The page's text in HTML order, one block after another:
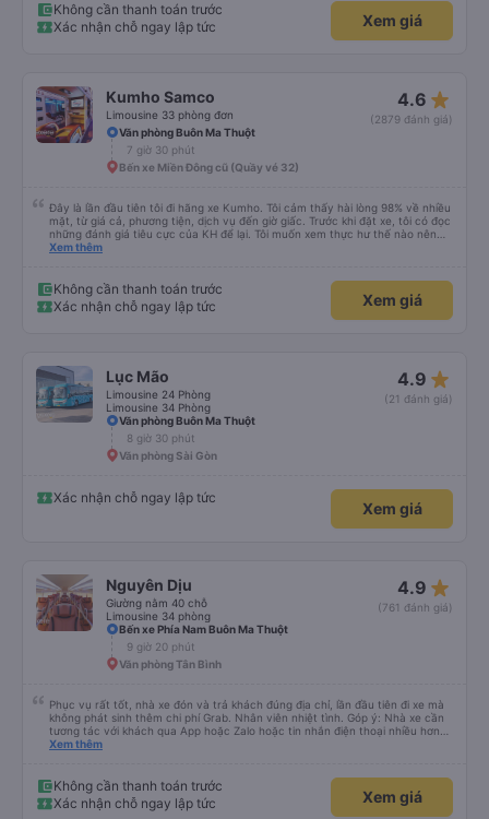
Không cần thanh toán trước
Xác nhận chỗ ngay lập tức
Xem giá
Kumho Samco
Limousine 33 phòng đơn
4.6 star_rate
(2879 đánh giá)
Văn phòng Buôn Ma Thuột
7 giờ 30 phút
Bến xe Miền Đông cũ (Quầy vé 32)
Đây là lần đầu tiên tôi đi hãng xe Kumho. Tôi cảm thấy hài lòng 98% về nhiều
mặt, từ giá cả, phương tiện, dịch vụ đến giờ giấc. Trước khi đặt xe, tôi có đọc
những đánh giá tiêu cực của KH để lại. Tôi muốn xem thực hư thế nào nên
thử 1 lần cho biết. Có thể do tôi may mắn, tôi đã 0 gặp phải những điều tệ
quảng đường đầu. Tôi sẽ tiếp tục ủng hộ nhà xe. Hy vọng lần sau sẽ tốt hơn.
Chân thành cám ơn nhà xe.
Xem thêm
Không cần thanh toán trước
Xác nhận chỗ ngay lập tức
Xem giá
Lục Mão
Limousine 24 Phòng
Limousine 34 Phòng
4.9 star_rate
(21 đánh giá)
Văn phòng Buôn Ma Thuột
8 giờ 30 phút
Văn phòng Sài Gòn
Xác nhận chỗ ngay lập tức
Xem giá
Nguyên Dịu
Giường nằm 40 chỗ
Limousine 34 phòng
4.9 star_rate
(761 đánh giá)
Bến xe Phía Nam Buôn Ma Thuột
9 giờ 20 phút
Văn phòng Tân Bình
Phục vụ rất tốt, nhà xe đón và trả khách đúng địa chỉ, lần đầu tiên đi xe mà
không phát sinh thêm chi phí Grab. Nhân viên nhiệt tình. Góp ý: Nhà xe cần
tương tác với khách qua App hoặc Zalo hoặc tin nhắn điện thoại nhiều hơn
nữa để hành khách yên tâm đặc biệt là khách đặt vé qua App. Chân thành
Xem thêm
Không cần thanh toán trước
Xác nhận chỗ ngay lập tức
Xem giá